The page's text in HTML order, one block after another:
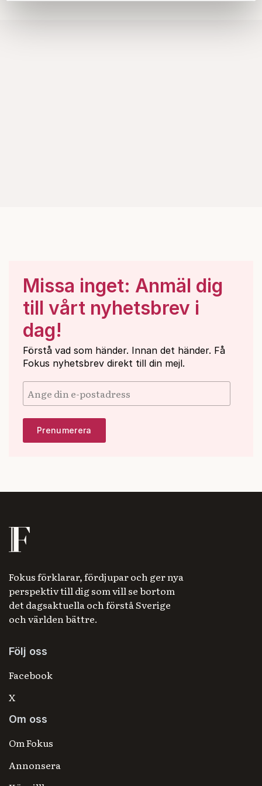
Dessa kan i sin tur kombinera informationen med annan
Missa inget: Anmäl dig
till vårt nyhetsbrev i
dag!
Förstå vad som händer. Innan det händer. Få
Fokus nyhetsbrev direkt till din mejl.
Fokus förklarar, fördjupar och ger nya
perspektiv till dig som vill se bortom
det dagsaktuella och förstå Sverige
och världen bättre.
Följ oss
Facebook
X
Om oss
Om Fokus
Annonsera